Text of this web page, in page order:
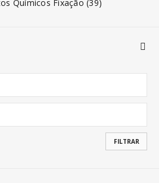
Químicos Fixação (39)
FILTRAR